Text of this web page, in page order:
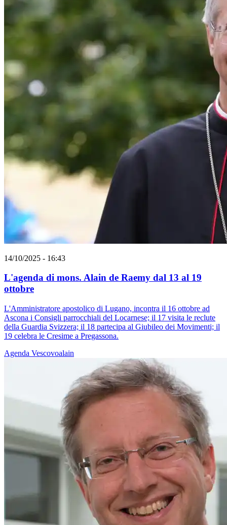
14/10/2025 - 16:43
L'agenda di mons. Alain de Raemy dal 13 al 19
ottobre
L'Amministratore apostolico di Lugano, incontra il 16 ottobre ad
Ascona i Consigli parrocchiali del Locarnese; il 17 visita le reclute
della Guardia Svizzera; il 18 partecipa al Giubileo dei Movimenti; il
19 celebra le Cresime a Pregassona.
Agenda Vescovoalain